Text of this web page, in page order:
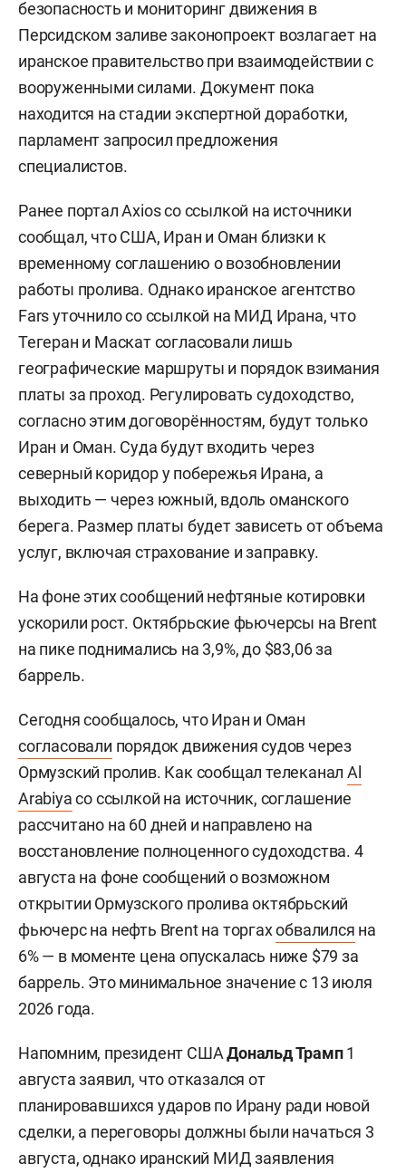
безопасность и мониторинг движения в
Персидском заливе законопроект возлагает на
иранское правительство при взаимодействии с
вооруженными силами. Документ пока
находится на стадии экспертной доработки,
парламент запросил предложения
специалистов.
Ранее портал Axios со ссылкой на источники
сообщал, что США, Иран и Оман близки к
временному соглашению о возобновлении
работы пролива. Однако иранское агентство
Fars уточнило со ссылкой на МИД Ирана, что
Тегеран и Маскат согласовали лишь
географические маршруты и порядок взимания
платы за проход. Регулировать судоходство,
согласно этим договорённостям, будут только
Иран и Оман. Суда будут входить через
северный коридор у побережья Ирана, а
выходить — через южный, вдоль оманского
берега. Размер платы будет зависеть от объема
услуг, включая страхование и заправку.
На фоне этих сообщений нефтяные котировки
ускорили рост. Октябрьские фьючерсы на Brent
на пике поднимались на 3,9%, до $83,06 за
баррель.
Сегодня сообщалось, что Иран и Оман
согласовали порядок движения судов через
Ормузский пролив. Как сообщал телеканал Al
Arabiyaсо ссылкой на источник, соглашение
рассчитано на 60 дней и направлено на
восстановление полноценного судоходства. 4
августа на фоне сообщений о возможном
открытии Ормузского пролива октябрьский
фьючерс на нефть Brent на торгахобвалился на
6% — в моменте цена опускалась ниже $79 за
баррель. Это минимальное значение с 13 июля
2026 года.
Напомним, президент СШАДональд Трамп1
августа заявил, что отказался от
планировавшихся ударов по Ирану ради новой
сделки, а переговоры должны были начаться 3
августа, однако иранский МИД заявления